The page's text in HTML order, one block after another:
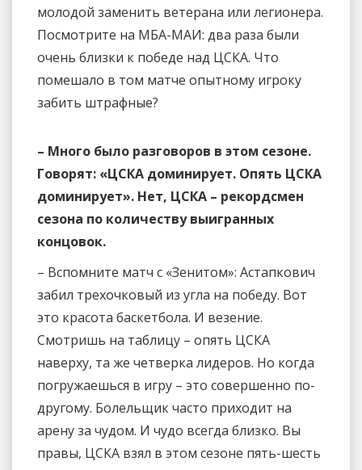
молодой заменить ветерана или легионера.
Посмотрите на МБА-МАИ: два раза были
очень близки к победе над ЦСКА. Что
помешало в том матче опытному игроку
забить штрафные?
– Много было разговоров в этом сезоне.
Говорят: «ЦСКА доминирует. Опять ЦСКА
доминирует». Нет, ЦСКА – рекордсмен
сезона по количеству выигранных
концовок.
– Вспомните матч с «Зенитом»: Астапкович
забил трехочковый из угла на победу. Вот
это красота баскетбола. И везение.
Смотришь на таблицу – опять ЦСКА
наверху, та же четверка лидеров. Но когда
погружаешься в игру – это совершенно по-
другому. Болельщик часто приходит на
арену за чудом. И чудо всегда близко. Вы
правы, ЦСКА взял в этом сезоне пять-шесть